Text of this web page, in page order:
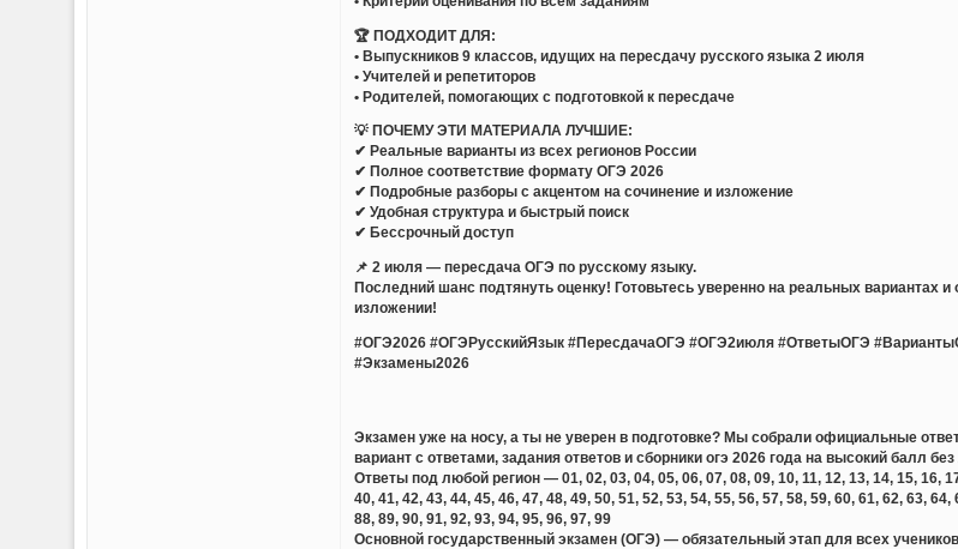
🏆 ПОДХОДИТ ДЛЯ:
• Выпускников 9 классов, идущих на пересдачу русского языка 2 июля
• Учителей и репетиторов
• Родителей, помогающих с подготовкой к пересдаче
💡 ПОЧЕМУ ЭТИ МАТЕРИАЛА ЛУЧШИЕ:
✔ Реальные варианты из всех регионов России
✔ Полное соответствие формату ОГЭ 2026
✔ Подробные разборы с акцентом на сочинение и изложение
✔ Удобная структура и быстрый поиск
✔ Бессрочный доступ
📌 2 июля — пересдача ОГЭ по русскому языку.
Последний шанс подтянуть оценку! Готовьтесь уверенно на реальных
изложении!
#ОГЭ2026 #ОГЭРусскийЯзык #ПересдачаОГЭ #ОГЭ2июля #ОтветыОГЭ
#Экзамены2026
Экзамен уже на носу, а ты не уверен в подготовке? Мы собрали официальные
вариант с ответами, задания ответов и сборники огэ 2026 года на высокий балл
Ответы под любой регион — 01, 02, 03, 04, 05, 06, 07, 08, 09, 10, 11, 12, 13, 14, 15, 16,
40, 41, 42, 43, 44, 45, 46, 47, 48, 49, 50, 51, 52, 53, 54, 55, 56, 57, 58, 59, 60, 61, 62, 63,
88, 89, 90, 91, 92, 93, 94, 95, 96, 97, 99
Основной государственный экзамен (ОГЭ) — обязательный этап для всех